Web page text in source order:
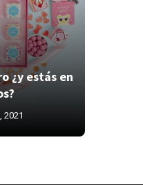
¿y estás en
2021